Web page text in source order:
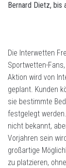
Bernard Dietz, bis
Die Interwetten
Sportwetten-
Aktion wird von
geplant. Kunden
sie bestimmte
festgelegt
nicht bekannt,
Vorjahren sein
großartige
zu platzieren,